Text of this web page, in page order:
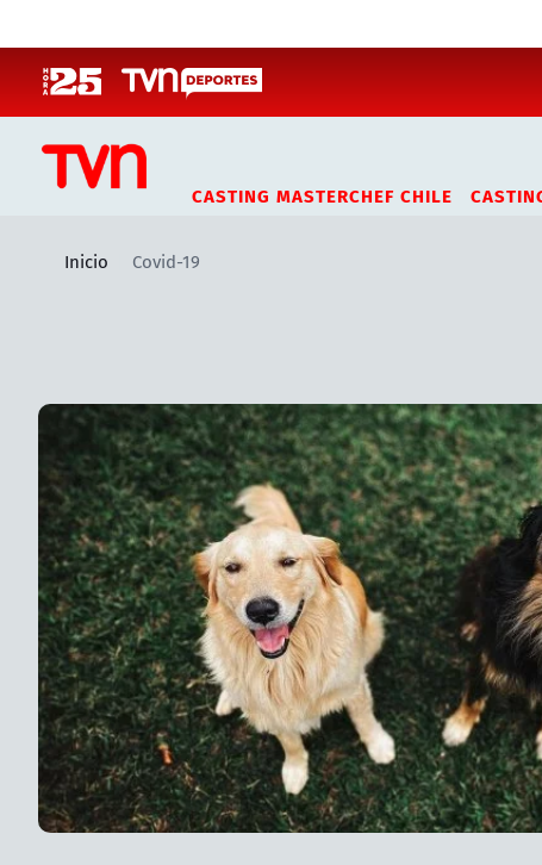
CASTING MASTERCHEF CHILE
Inicio Covid-19
Artículos relacionados con Covid-19